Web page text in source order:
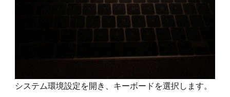
システム環境設定を開き、キーボードを選択します。